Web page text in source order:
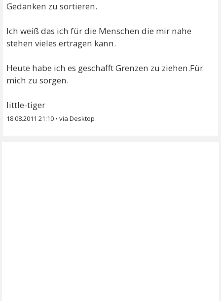
Gedanken zu sortieren.
Ich weiß das ich für die Menschen die mir nahe
stehen vieles ertragen kann.
Heute habe ich es geschafft Grenzen zu ziehen.Für
mich zu sorgen.
little-tiger
18.08.2011 21:10 •